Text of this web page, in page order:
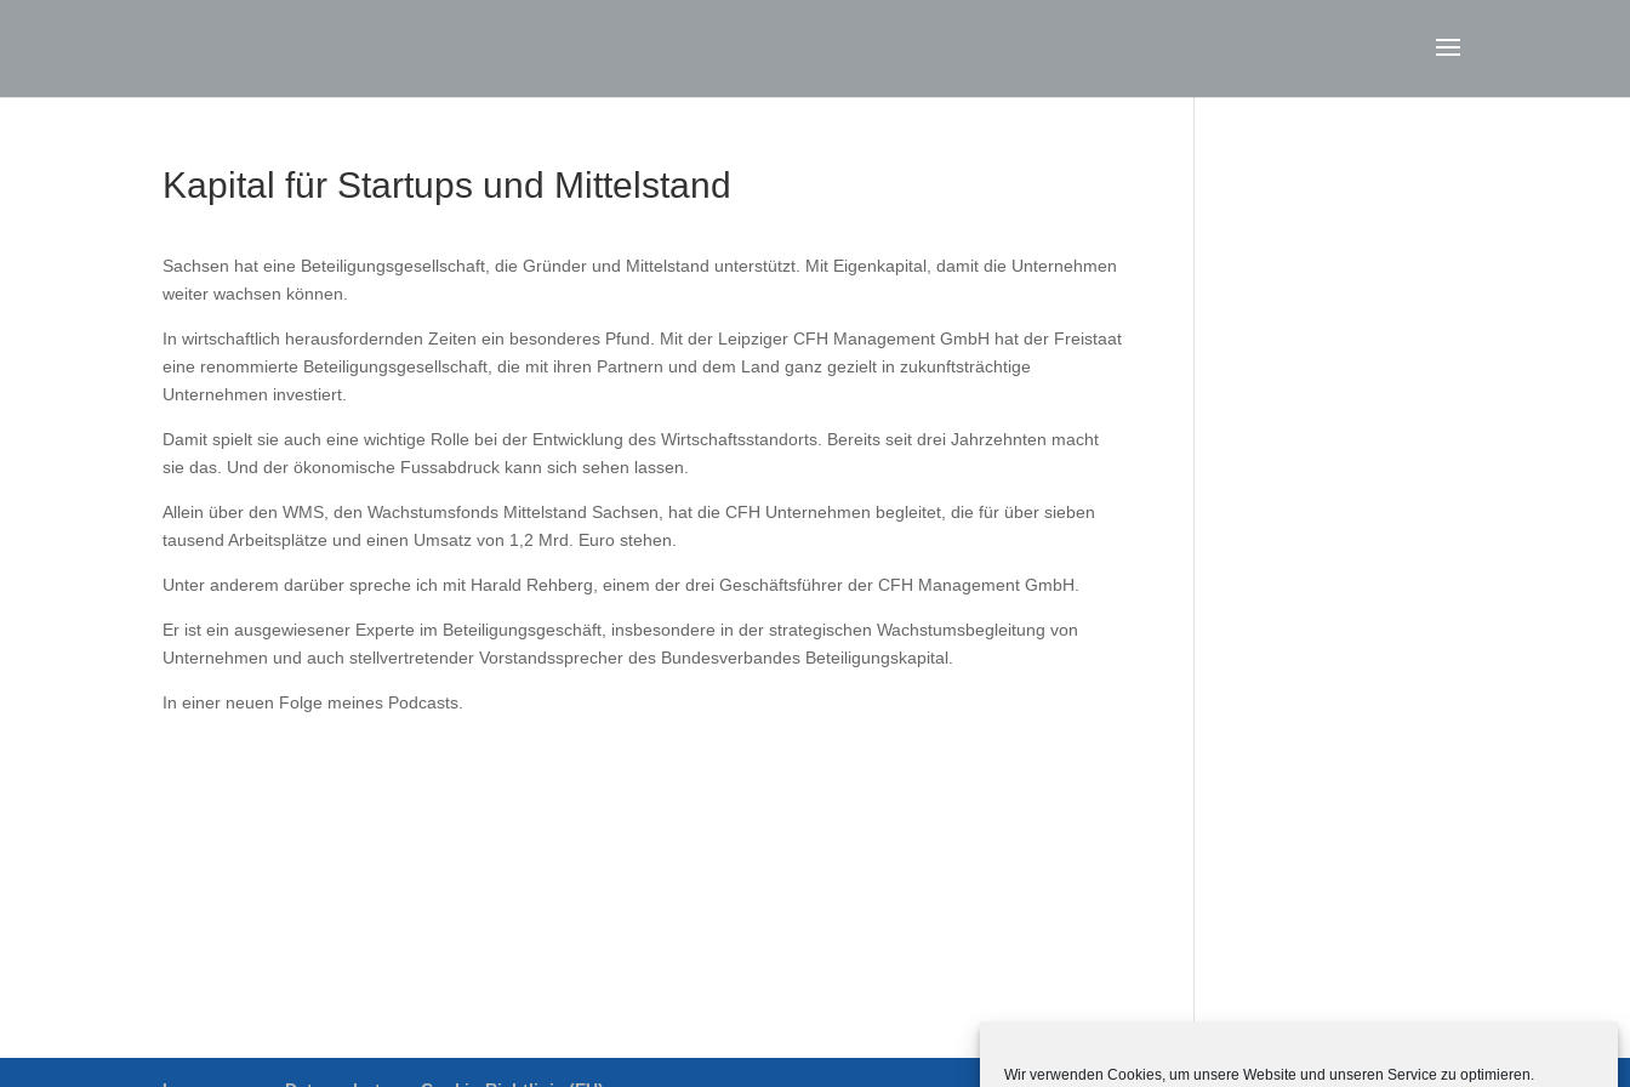
Wir verwenden Cookies, um unsere Website und unseren Service zu optimieren.
Kapital für Startups und Mittelstand
Sachsen hat eine Beteiligungsgesellschaft, die Gründer und Mittelstand unterstützt. Mit Eigenkapital, damit die Unternehmen
weiter wachsen können.
In wirtschaftlich herausfordernden Zeiten ein besonderes Pfund. Mit der Leipziger CFH Management GmbH hat der Freistaat
eine renommierte Beteiligungsgesellschaft, die mit ihren Partnern und dem Land ganz gezielt in zukunftsträchtige
Unternehmen investiert.
Damit spielt sie auch eine wichtige Rolle bei der Entwicklung des Wirtschaftsstandorts. Bereits seit drei Jahrzehnten macht
sie das. Und der ökonomische Fussabdruck kann sich sehen lassen.
Allein über den WMS, den Wachstumsfonds Mittelstand Sachsen, hat die CFH Unternehmen begleitet, die für über sieben
tausend Arbeitsplätze und einen Umsatz von 1,2 Mrd. Euro stehen.
Unter anderem darüber spreche ich mit Harald Rehberg, einem der drei Geschäftsführer der CFH Management GmbH.
Er ist ein ausgewiesener Experte im Beteiligungsgeschäft, insbesondere in der strategischen Wachstumsbegleitung von
Unternehmen und auch stellvertretender Vorstandssprecher des Bundesverbandes Beteiligungskapital.
In einer neuen Folge meines Podcasts.